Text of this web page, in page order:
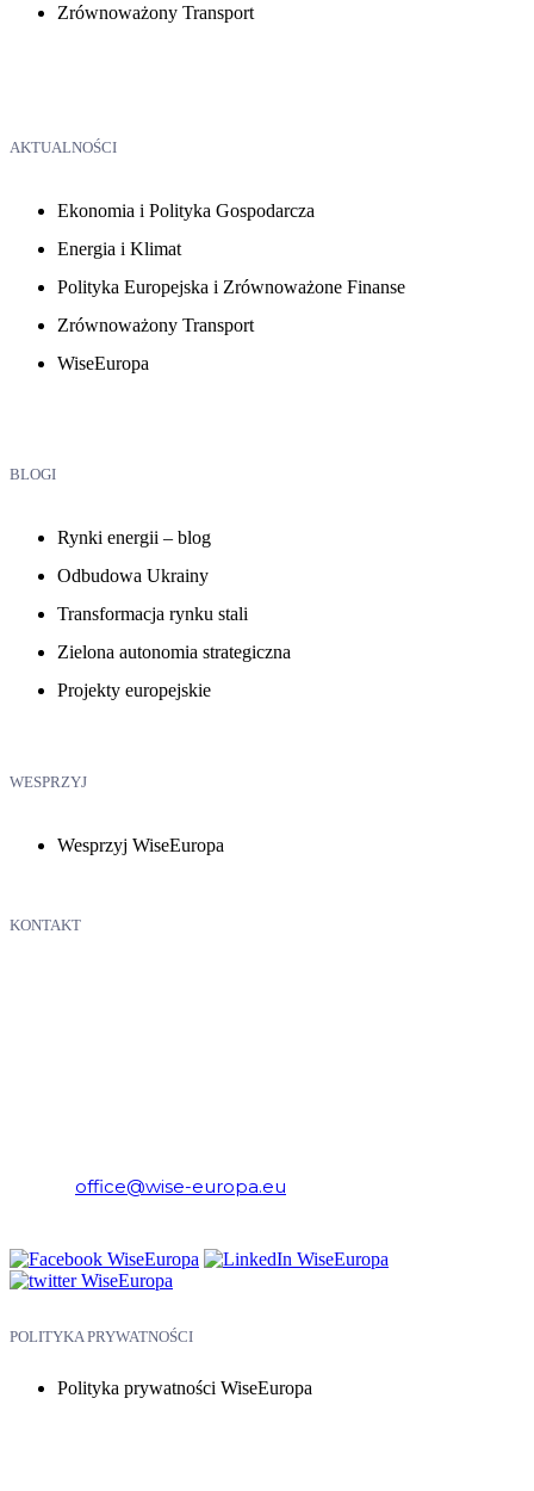
Zrównoważony Transport
AKTUALNOŚCI
Ekonomia i Polityka Gospodarcza
Energia i Klimat
Polityka Europejska i Zrównoważone Finanse
Zrównoważony Transport
WiseEuropa
BLOGI
Rynki energii – blog
Odbudowa Ukrainy
Transformacja rynku stali
Zielona autonomia strategiczna
Projekty europejskie
WESPRZYJ
Wesprzyj WiseEuropa
KONTAKT
office@wise-europa.eu
POLITYKA PRYWATNOŚCI
Polityka prywatności WiseEuropa